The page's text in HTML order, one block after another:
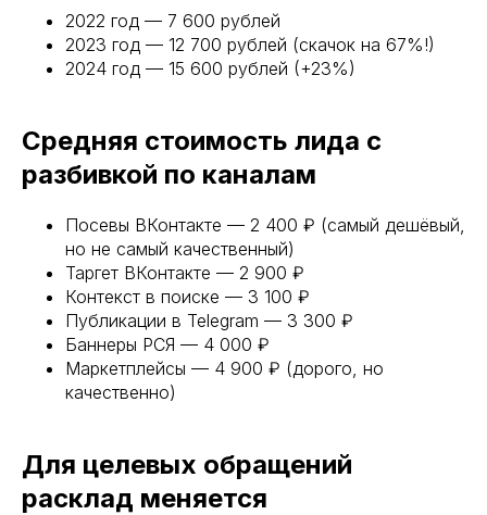
2022 год — 7 600 рублей
2023 год — 12 700 рублей (скачок на 67%!)
2024 год — 15 600 рублей (+23%)
Средняя стоимость лида с
разбивкой по каналам
Посевы ВКонтакте — 2 400 ₽ (самый дешёвый,
но не самый качественный)
Таргет ВКонтакте — 2 900 ₽
Контекст в поиске — 3 100 ₽
Публикации в Telegram — 3 300 ₽
Баннеры РСЯ — 4 000 ₽
Маркетплейсы — 4 900 ₽ (дорого, но
качественно)
Для целевых обращений
расклад меняется